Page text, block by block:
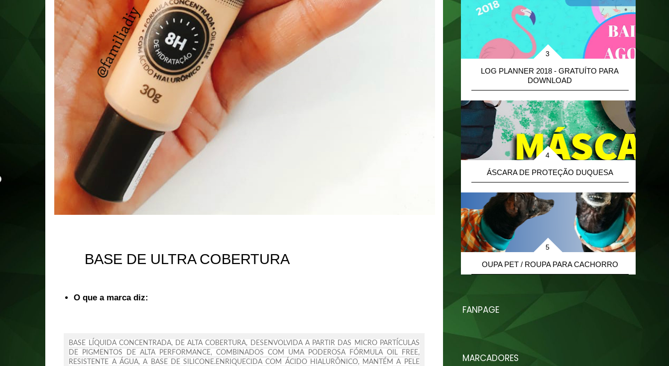
BASE DE ULTRA COBERTURA
O que a marca diz:
BASE LÍQUIDA CONCENTRADA, DE ALTA COBERTURA, DESENVOLVIDA A PARTIR DAS MICRO PARTÍCULAS
DE PIGMENTOS DE ALTA PERFORMANCE, COMBINADOS COM UMA PODEROSA FÓRMULA OIL FREE,
RESISTENTE A ÁGUA, A BASE DE SILICONE.ENRIQUECIDA COM ÁCIDO HIALURÔNICO, MANTÉM A PELE
LOG PLANNER 2018 - GRATUÍTO PARA
DOWNLOAD
ÁSCARA DE PROTEÇÃO DUQUESA
R
OUPA PET / ROUPA PARA CACHORRO
FANPAGE
MARCADORES